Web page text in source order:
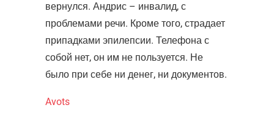
вернулся. Андрис – инвалид, с
проблемами речи. Кроме того, страдает
припадками эпилепсии. Телефона с
собой нет, он им не пользуется. Не
было при себе ни денег, ни документов.
Avots